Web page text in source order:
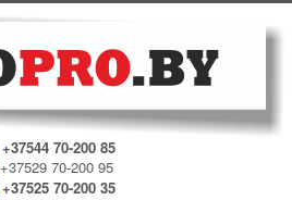
+37544 70-200 85
+37529 70-200 95
+37525 70-200 35